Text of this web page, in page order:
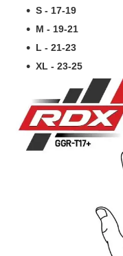
S - 17-19
M - 19-21
L - 21-23
XL - 23-25